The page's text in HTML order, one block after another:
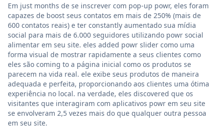
Em just months de se inscrever com pop-up powr, eles foram
capazes de boost seus contatos em mais de 250% (mais de
600 contatos reais) e ter constantly aumentado sua mídia
social para mais de 6.000 seguidores utilizando powr social
alimentar em seu site. eles added powr slider como uma
forma visual de mostrar rapidamente a seus clientes como
eles são coming to a página inicial como os produtos se
parecem na vida real. ele exibe seus produtos de maneira
adequada e perfeita, proporcionando aos clientes uma ótima
experiência no local. na verdade, eles discovered que os
visitantes que interagiram com aplicativos powr em seu site
se envolveram 2,5 vezes mais do que qualquer outra pessoa
em seu site.